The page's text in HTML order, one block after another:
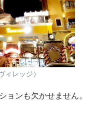
ィレッジ）
ョンも欠かせません。